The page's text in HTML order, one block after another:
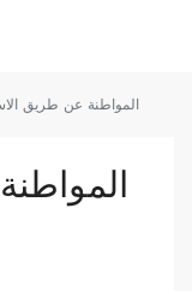
المواطنة عن طريق